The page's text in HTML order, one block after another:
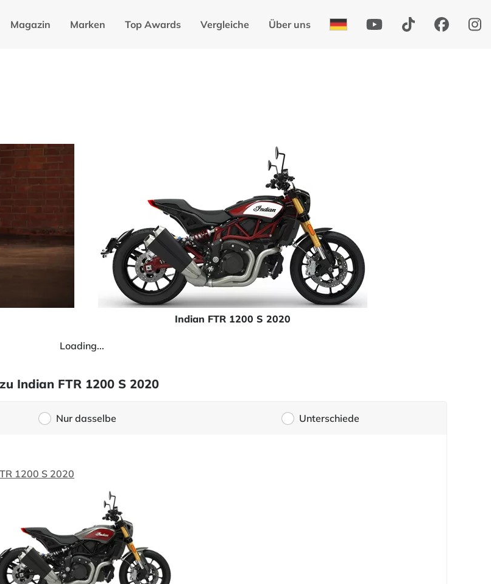
Magazin Marken Top Awards Vergleiche Über uns
Indian FTR 1200 S 2020
Loading...
Indian FTR 1200 S 2020
Nur dasselbe Unterschiede
1200 S 2020